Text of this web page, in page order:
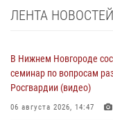
ЛЕНТА НОВОСТЕЙ
В Нижнем Новгороде
семинар по вопросам
Росгвардии (видео)
06 августа 2026, 14:47